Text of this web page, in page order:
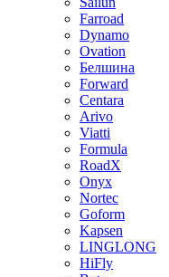
Farroad
Dynamo
Ovation
Белшина
Forward
Centara
Arivo
Viatti
Formula
RoadX
Onyx
Nortec
Goform
Kapsen
LINGLONG
HiFly